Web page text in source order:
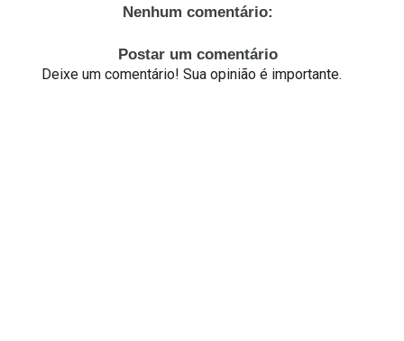
Nenhum comentário:
Postar um comentário
Deixe um comentário! Sua opinião é importante.